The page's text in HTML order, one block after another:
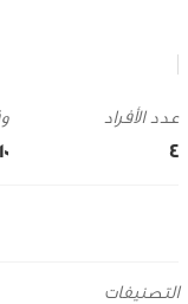
4
10 ‎دقيقة
التصنيفات